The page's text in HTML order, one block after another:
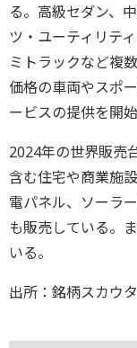
る。高級セダン、
ツ・ユーティリテ
ミトラックなど複
価格の車両やスポ
ービスの提供を開
2024年の世界販売
含む住宅や商業施
電パネル、ソーラ
も販売している。
いる。
出所：銘柄スカウ